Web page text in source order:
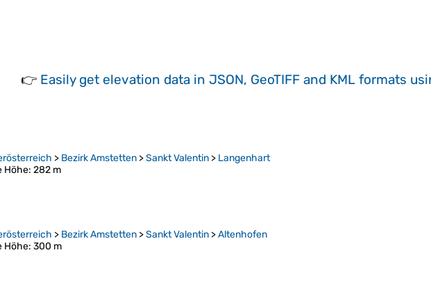
👉 Easily get elevation data in JSON, GeoTIFF and KML formats
> Bezirk Amstetten >Sankt Valentin > Langenhart
Höhe: 282 m
> Bezirk Amstetten >Sankt Valentin >Altenhofen
Höhe: 300 m